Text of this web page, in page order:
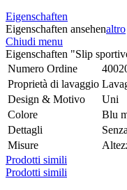
Eigenschaften
Eigenschaften ansehenaltro
Chiudi menu
Eigenschaften "Slip
Numero Ordine
Proprietà di lavaggio
Design & Motivo
Uni
Colore
Blu
Dettagli
Misure
Prodotti simili
Prodotti simili